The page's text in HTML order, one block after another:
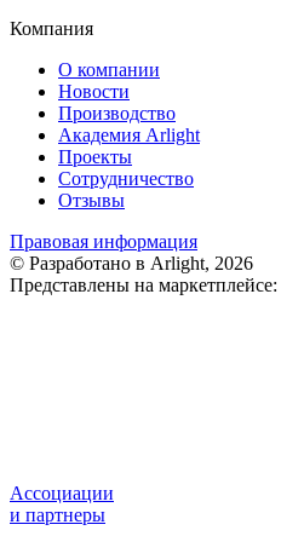
Компания
О компании
Новости
Производство
Академия Arlight
Проекты
Сотрудничество
Отзывы
Правовая информация
© Разработано в Arlight, 2026
Представлены на маркетплейсе:
Ассоциации
и партнеры